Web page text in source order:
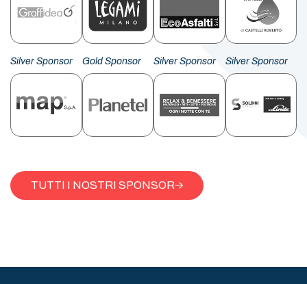
Silver Sponsor Gold Sponsor Silver Sponsor Silver Sponsor
TUTTI I NOSTRI SPONSOR